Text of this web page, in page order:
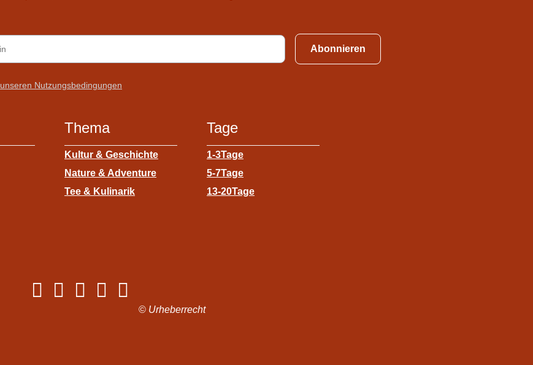
Abonnieren
unseren Nutzungsbedingungen
Thema
Kultur & Geschichte
Nature & Adventure
Tee & Kulinarik
Tage
1-3Tage
5-7Tage
13-20Tage
© Urheberrecht